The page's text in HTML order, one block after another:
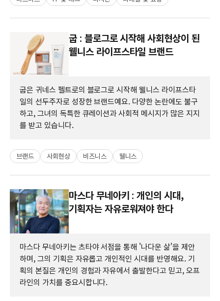
굽 : 블로그로 시작해 사회현상이 된
웰니스 라이프스타일 브랜드
굽은 귀네스 펠트로의 블로그로 시작해 웰니스 라이프스타
일의 선두주자로 성장한 브랜드예요. 다양한 논란에도 불구
하고, 그녀의 독특한 큐레이션과 사회적 메시지가 많은 지지
를 받고 있습니다.
브랜드 사회현상 비즈니스 웰니스
마스다 무네아키 : 개인의 시대,
기획자는 자유로워져야 한다
마스다 무네아키는 츠타야 서점을 통해 '나다운 삶'을 제안
하며, 그의 기획은 자유롭고 개인적인 시대를 반영해요. 기
획의 본질은 개인의 경험과 자유에서 출발한다고 믿고, 오프
라인의 가치를 중요시합니다.